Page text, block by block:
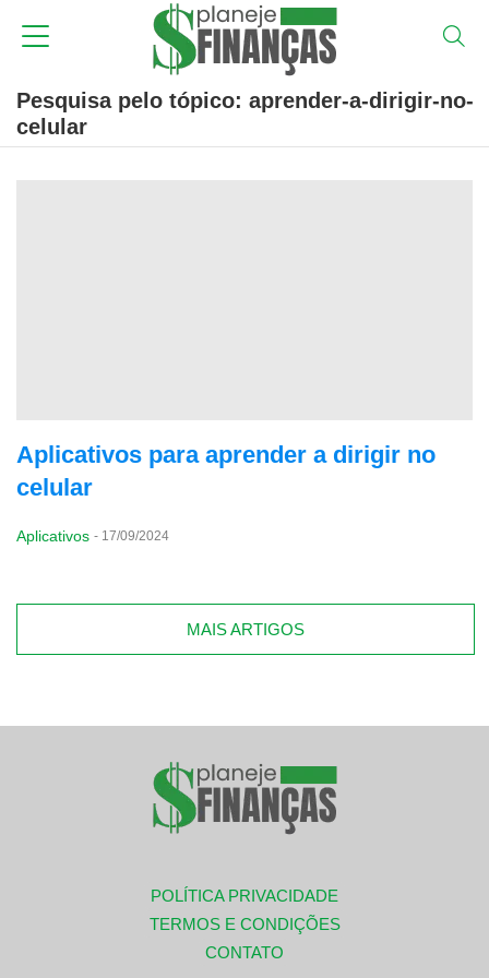
Pesquisa pelo tópico: aprender-a-dirigir-no-
celular
Aplicativos para aprender a dirigir no
celular
Aplicativos - 17/09/2024
MAIS ARTIGOS
POLÍTICA PRIVACIDADE
TERMOS E CONDIÇÕES
CONTATO